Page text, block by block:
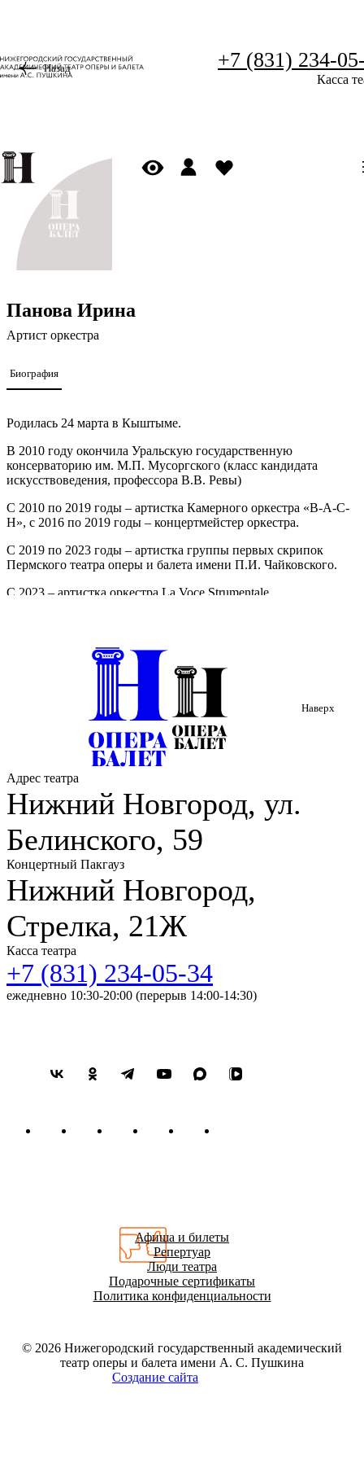
+7 (831) 234-
Касса
Назад
Панова Ирина
Артист оркестра
Биография
Родилась 24 марта в Кыштыме.
В 2010 году окончила Уральскую государственную
консерваторию им. М.П. Мусоргского (класс кандидата
искусствоведения, профессора В.В. Ревы)
С 2010 по 2019 годы – артистка Камерного оркестра «B-A-C-
H», с 2016 по 2019 годы – концертмейстер оркестра.
С 2019 по 2023 годы – артистка группы первых скрипок
Пермского театра оперы и балета имени П.И. Чайковского.
С 2023 – артистка оркестра La Voce Strumentale
Наверх
Адрес театра
Нижний Новгород, ул.
Белинского, 59
Концертный Пакгауз
Нижний Новгород,
Стрелка, 21Ж
Касса театра
+7 (831) 234-05-34
ежедневно 10:30-20:00 (перерыв 14:00-14:30)
Афиша и билеты
Репертуар
Люди театра
Подарочные сертификаты
Политика конфиденциальности
© 2026 Нижегородский государственный академический
театр оперы и балета имени А. С. Пушкина
Создание сайта